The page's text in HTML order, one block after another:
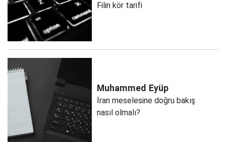
Filin kör tarifi
Muhammed Eyüp
İran meselesine doğru bakış
nasıl olmalı?